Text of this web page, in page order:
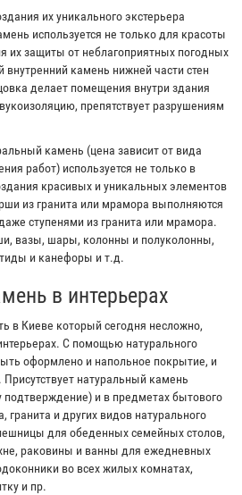
их уникального экстерьера
используется не только для красоты
их защиты от неблагоприятных погодных
камень нижней части стен
делает помещения внутри здания
препятствует разрушениям
камень (цена зависит от вида
работ) используется не только в
красивых и уникальных элементов
из гранита или мрамора выполняются
ступенями из гранита или мрамора.
вазы, шары, колонны и полуколонны,
и канефоры и т.д.
в интерьерах
в Киеве который сегодня несложно,
С помощью натурального
оформлено и напольное покрытие, и
натуральный камень
подтверждение) и в предметах бытового
и других видов натурального
для обеденных семейных столов,
раковины и ванны для ежедневных
во всех жилых комнатах,
и пр.